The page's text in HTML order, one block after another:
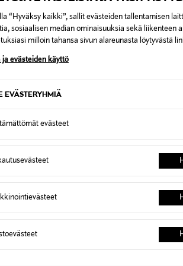
“Hyväksy kaikki”, sallit evästeiden tallentamisen
sosiaalisen median ominaisuuksia sekä liikenteen
milloin tahansa sivun alareunasta löytyvästä
ja evästeiden käyttö
EVÄSTERYHMIÄ
evästeet
mökkipuutarha 11372